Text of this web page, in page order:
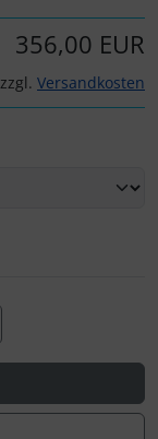
356,00 EUR
Versandkosten